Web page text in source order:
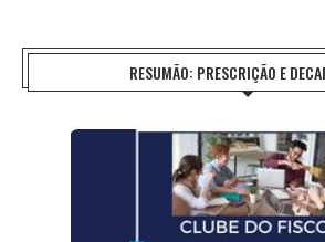
RESUMÃO: PRESCRIÇÃO E